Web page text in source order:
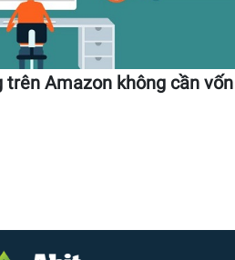
trên Amazon không cần vốn